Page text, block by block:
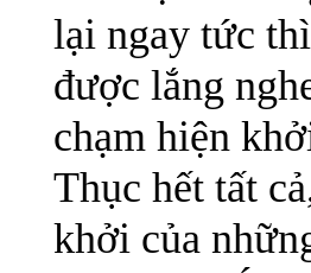
lại ngay tức
được lắng
chạm hiện
Thục hết tất
khởi của